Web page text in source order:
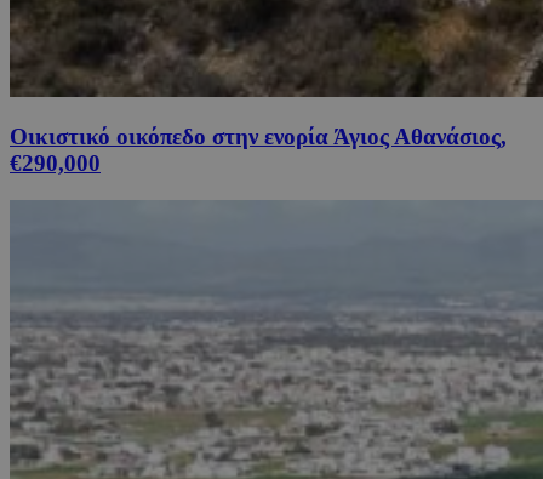
Οικιστικό οικόπεδο στην ενορία Άγιος Αθανάσιος,
€290,000